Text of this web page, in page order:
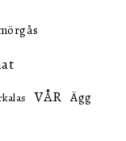
VÅR Ägg